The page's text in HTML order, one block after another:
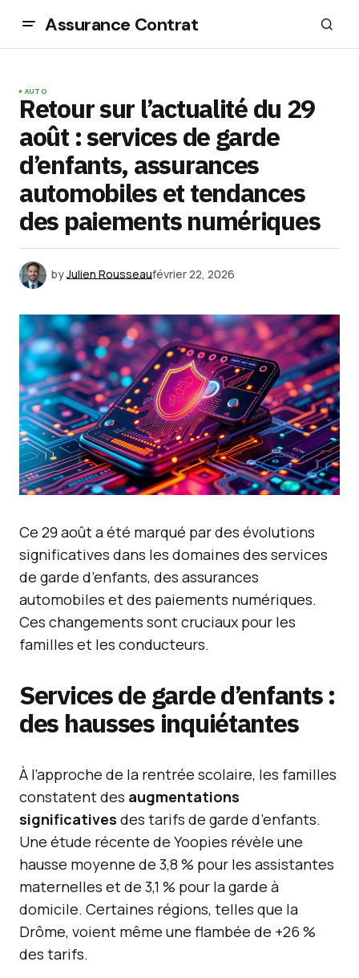
Assurance Contrat
AUTO
Retour sur l’actualité du 29
août : services de garde
d’enfants, assurances
automobiles et tendances
des paiements numériques
byJulien Rousseaufévrier 22, 2026
Ce 29 août a été marqué par des évolutions
significatives dans les domaines des services
de garde d’enfants, des assurances
automobiles et des paiements numériques.
Ces changements sont cruciaux pour les
familles et les conducteurs.
Services de garde d’enfants :
des hausses inquiétantes
À l’approche de la rentrée scolaire, les familles
constatent des augmentations
significatives des tarifs de garde d’enfants.
Une étude récente de Yoopies révèle une
hausse moyenne de 3,8 % pour les assistantes
maternelles et de 3,1 % pour la garde à
domicile. Certaines régions, telles que la
Drôme, voient même une flambée de +26 %
des tarifs.